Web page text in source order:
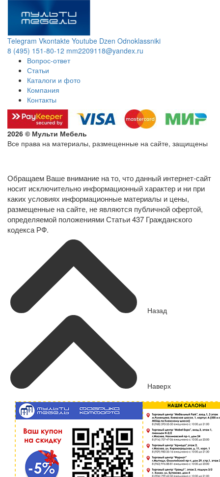
Telegram Vkontakte Youtube Dzen Odnoklassniki
8 (495) 151-80-12 mm2209118@yandex.ru
Вопрос-ответ
Статьи
Каталоги и фото
Компания
Контакты
2026 © Мульти Мебель
Все права на материалы, размещенные на сайте, защищены
Обращаем Ваше внимание на то, что данный интернет-сайт
носит исключительно информационный характер и ни при
каких условиях информационные материалы и цены,
размещенные на сайте, не являются публичной офертой,
определяемой положениями Статьи 437 Гражданского
кодекса РФ.
Назад
Наверх